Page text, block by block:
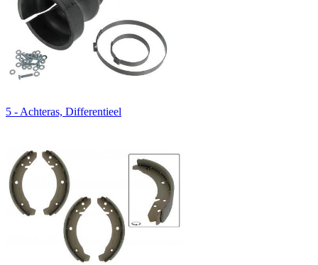
5 - Achteras, Differentieel